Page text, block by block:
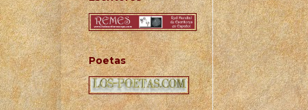
Poetas